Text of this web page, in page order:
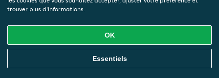
trouver plus d'informations.
OK
Essentiels